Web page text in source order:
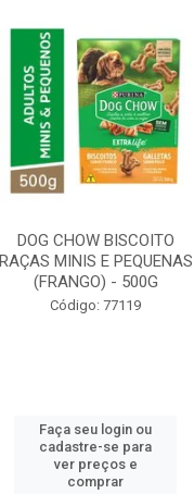
DOG CHOW BISCOITO
RAÇAS MINIS E PEQUENAS
(FRANGO) - 500G
Código: 77119
Faça seu login ou
cadastre-se para
ver preços e
comprar